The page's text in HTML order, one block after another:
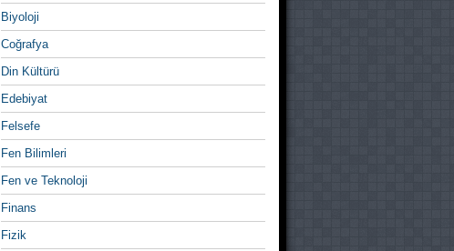
Biyoloji
Coğrafya
Din Kültürü
Edebiyat
Felsefe
Fen Bilimleri
Fen ve Teknoloji
Finans
Fizik